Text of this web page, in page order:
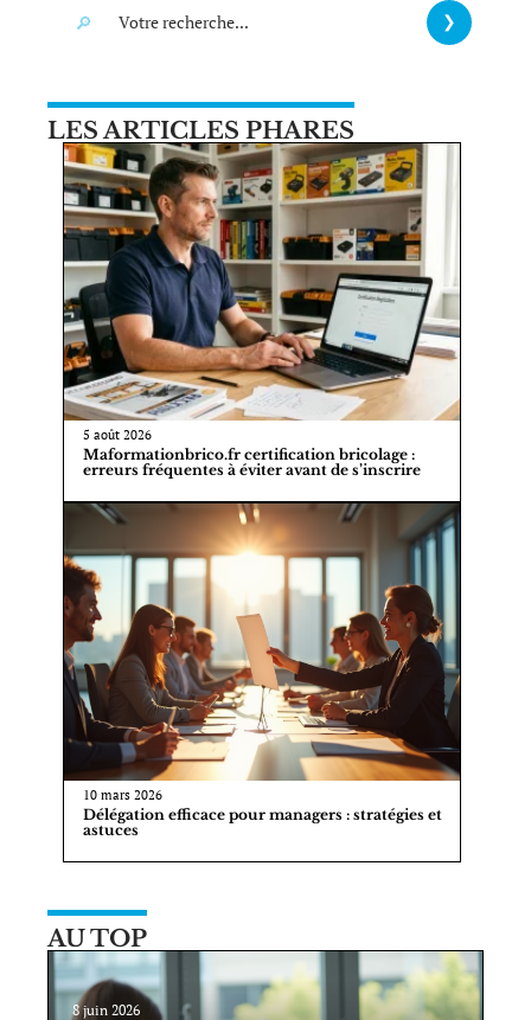
LES ARTICLES PHARES
5 août 2026
Maformationbrico.fr certification bricolage :
erreurs fréquentes à éviter avant de s’inscrire
10 mars 2026
Délégation efficace pour managers : stratégies et
astuces
AU TOP
8 juin 2026